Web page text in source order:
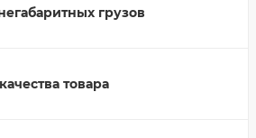
грузов
товара